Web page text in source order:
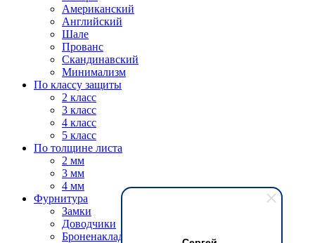
Американский
Английский
Шале
Прованс
Скандинавский
Минимализм
По классу защиты
2 класс
3 класс
4 класс
5 класс
По толщине листа
2 мм
3 мм
4 мм
Фурнитура
Замки
Доводчики
Броненакладки